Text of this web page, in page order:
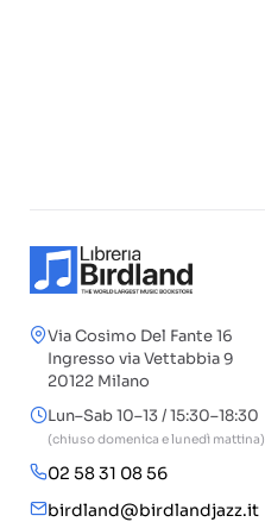
Via Cosimo Del Fante 16
Ingresso via Vettabbia 9
20122 Milano
Lun–Sab 10–13 / 15:30–18:30
(chiuso domenica e lunedì mattina)
02 58 31 08 56
birdland@birdlandjazz.it